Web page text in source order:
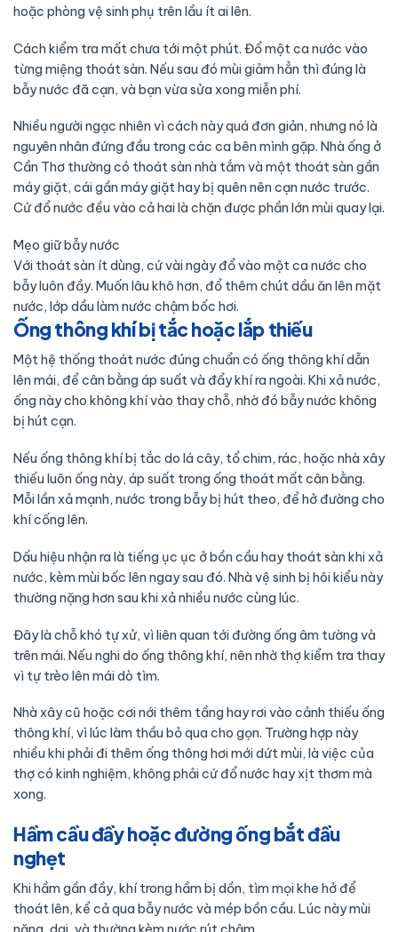
hoặc phòng vệ sinh phụ trên lầu ít ai lên.
Cách kiểm tra mất chưa tới một phút. Đổ một ca nước vào
từng miệng thoát sàn. Nếu sau đó mùi giảm hẳn thì đúng là
bẫy nước đã cạn, và bạn vừa sửa xong miễn phí.
Nhiều người ngạc nhiên vì cách này quá đơn giản, nhưng nó là
nguyên nhân đứng đầu trong các ca bên mình gặp. Nhà ống ở
Cần Thơ thường có thoát sàn nhà tắm và một thoát sàn gần
máy giặt, cái gần máy giặt hay bị quên nên cạn nước trước.
Cứ đổ nước đều vào cả hai là chặn được phần lớn mùi quay lại.
Mẹo giữ bẫy nước
Với thoát sàn ít dùng, cứ vài ngày đổ vào một ca nước cho
bẫy luôn đầy. Muốn lâu khô hơn, đổ thêm chút dầu ăn lên mặt
nước, lớp dầu làm nước chậm bốc hơi.
Ống thông khí bị tắc hoặc lắp thiếu
Một hệ thống thoát nước đúng chuẩn có ống thông khí dẫn
lên mái, để cân bằng áp suất và đẩy khí ra ngoài. Khi xả nước,
ống này cho không khí vào thay chỗ, nhờ đó bẫy nước không
bị hút cạn.
Nếu ống thông khí bị tắc do lá cây, tổ chim, rác, hoặc nhà xây
thiếu luôn ống này, áp suất trong ống thoát mất cân bằng.
Mỗi lần xả mạnh, nước trong bẫy bị hút theo, để hở đường cho
khí cống lên.
Dấu hiệu nhận ra là tiếng ục ục ở bồn cầu hay thoát sàn khi xả
nước, kèm mùi bốc lên ngay sau đó. Nhà vệ sinh bị hôi kiểu này
thường nặng hơn sau khi xả nhiều nước cùng lúc.
Đây là chỗ khó tự xử, vì liên quan tới đường ống âm tường và
trên mái. Nếu nghi do ống thông khí, nên nhờ thợ kiểm tra thay
vì tự trèo lên mái dò tìm.
Nhà xây cũ hoặc cơi nới thêm tầng hay rơi vào cảnh thiếu ống
thông khí, vì lúc làm thầu bỏ qua cho gọn. Trường hợp này
nhiều khi phải đi thêm ống thông hơi mới dứt mùi, là việc của
thợ có kinh nghiệm, không phải cứ đổ nước hay xịt thơm mà
xong.
Hầm cầu đầy hoặc đường ống bắt đầu
nghẹt
Khi hầm gần đầy, khí trong hầm bị dồn, tìm mọi khe hở để
thoát lên, kể cả qua bẫy nước và mép bồn cầu. Lúc này mùi